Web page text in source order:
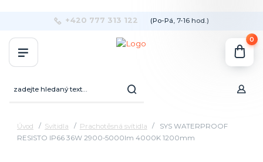
+420 777 313 122 (Po-Pá, 7-16 hod.)
0
Úvod Svítidla Prachotěsná svítidla
SYS WATERPROOF
RESISTO IP66 36W 2900-5000lm 4000K 1200mm